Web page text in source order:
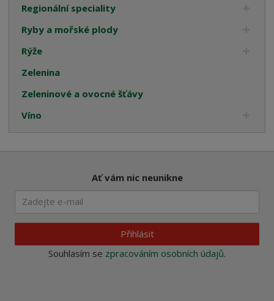
Regionální speciality
Ryby a mořské plody
Rýže
Zelenina
Zeleninové a ovocné šťávy
Víno
Ať vám nic neunikne
Přihlásit
Souhlasím se zpracováním osobních údajů.